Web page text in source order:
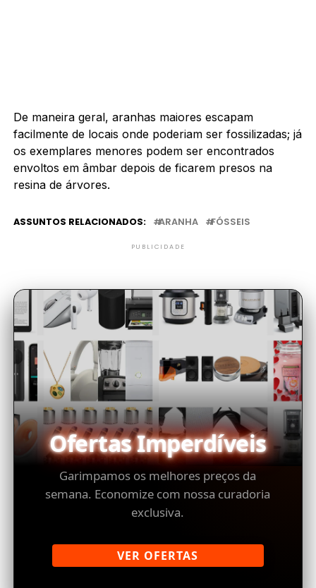
De maneira geral, aranhas maiores escapam
facilmente de locais onde poderiam ser fossilizadas; já
os exemplares menores podem ser encontrados
envoltos em âmbar depois de ficarem presos na
resina de árvores.
ASSUNTOS RELACIONADOS: ARANHA FÓSSEIS
PUBLICIDADE
Ofertas Imperdíveis
Garimpamos os melhores preços da
semana. Economize com nossa curadoria
exclusiva.
VER OFERTAS